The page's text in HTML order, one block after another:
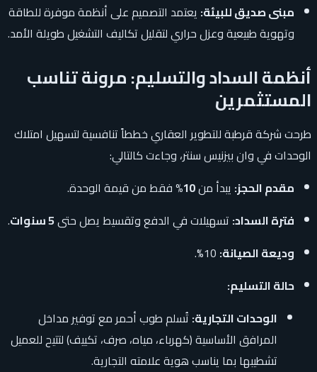
مبنى صديق للبيئة: يعتمد التصميم على أنظمة موفرة للطاقة
وتهوية طبيعية وعزل حراري لتقليل تكاليف التشغيل طويلة الأمد.
أنظمة السداد والتسليم: مرونة تناسب
المستثمرين
طرحت شركة قرطبة للتطوير العقاري خططاً تنافسية لتسهيل امتلاك
الوحدات في وان بيزنيس سنتر، وجاءت كالتالي:
مقدم الحجز: يبدأ من10% فقط من قيمة الوحدة.
فترة السداد: تسهيلات في الدفع وتقسيط يصل حتى5 سنوات
.
وديعة الصيانة:
حالة التسليم:
الوحدات التجارية: تُسلم طوب أحمر مع توفير مداخل
المرافق الأساسية (كهرباء، مياه، صرف، تكييف) لتتيح للعميل
تشطيبها بما يناسب هوية علامته التجارية.